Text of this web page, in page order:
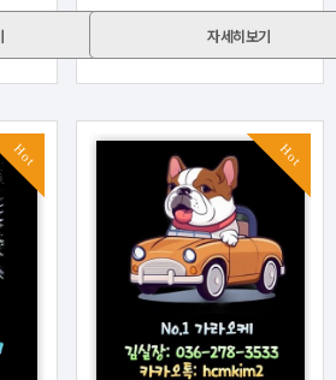
자세히보기
Hot Hot